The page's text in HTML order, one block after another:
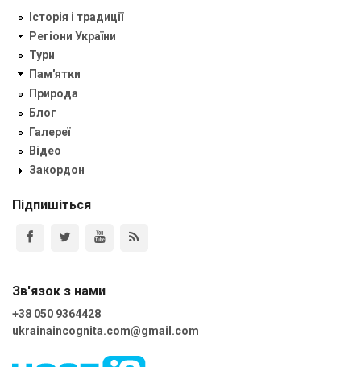
Історія і традиції
Регіони України
Тури
Пам'ятки
Природа
Блог
Галереї
Відео
Закордон
Підпишіться
Зв'язок з нами
+38 050 9364428
ukrainaincognita.com@gmail.com